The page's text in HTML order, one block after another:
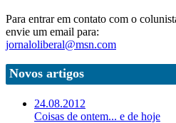
Para entrar em contato com o
envie um email para:
jornaloliberal@msn.com
Novos artigos
24.08.2012
Coisas de ontem... e de hoje